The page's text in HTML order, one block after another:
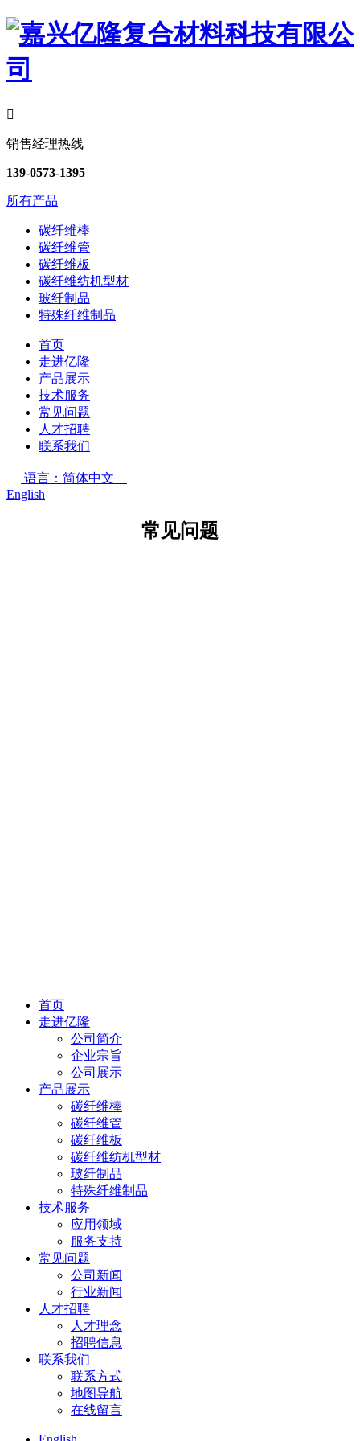

销售经理热线
139-0573-1395
所有产品
碳纤维棒
碳纤维管
碳纤维板
碳纤维纺机型材
玻纤制品
特殊纤维制品
首页
走进亿隆
产品展示
技术服务
常见问题
人才招聘
联系我们
语言：简体中文
English
常见问题
首页
走进亿隆
公司简介
企业宗旨
公司展示
产品展示
碳纤维棒
碳纤维管
碳纤维板
碳纤维纺机型材
玻纤制品
特殊纤维制品
技术服务
应用领域
服务支持
常见问题
公司新闻
行业新闻
人才招聘
人才理念
招聘信息
联系我们
联系方式
地图导航
在线留言